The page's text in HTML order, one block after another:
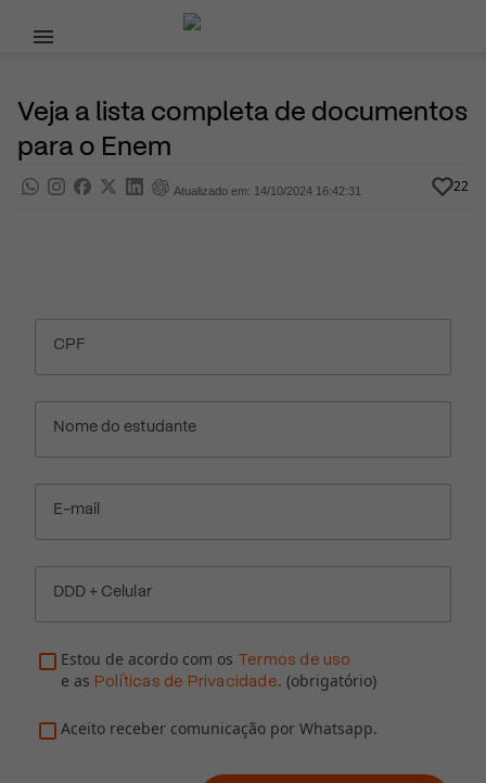
Pular para o conteúdo principal
Veja a lista completa de documentos
para o Enem
Atualizado em: 14/10/2024 16:42:31 22
CPF
Nome do estudante
E-mail
DDD + Celular
Estou de acordo com os Termos de uso
e as Políticas de Privacidade. (obrigatório)
Aceito receber comunicação por Whatsapp.